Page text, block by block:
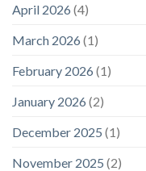
April 2026 (4)
March 2026 (1)
February 2026 (1)
January 2026 (2)
December 2025 (1)
November 2025 (2)